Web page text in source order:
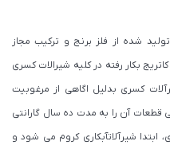
شده از فلز برنج و ترکیب مجاز
بکار رفته در کلیه شیرالات کسری
کسری بدلیل اگاهی از مرغوبیت
قطعات آن را به مدت ده سال گارانتی
شیرآلاتآبکاری کروم می شود و